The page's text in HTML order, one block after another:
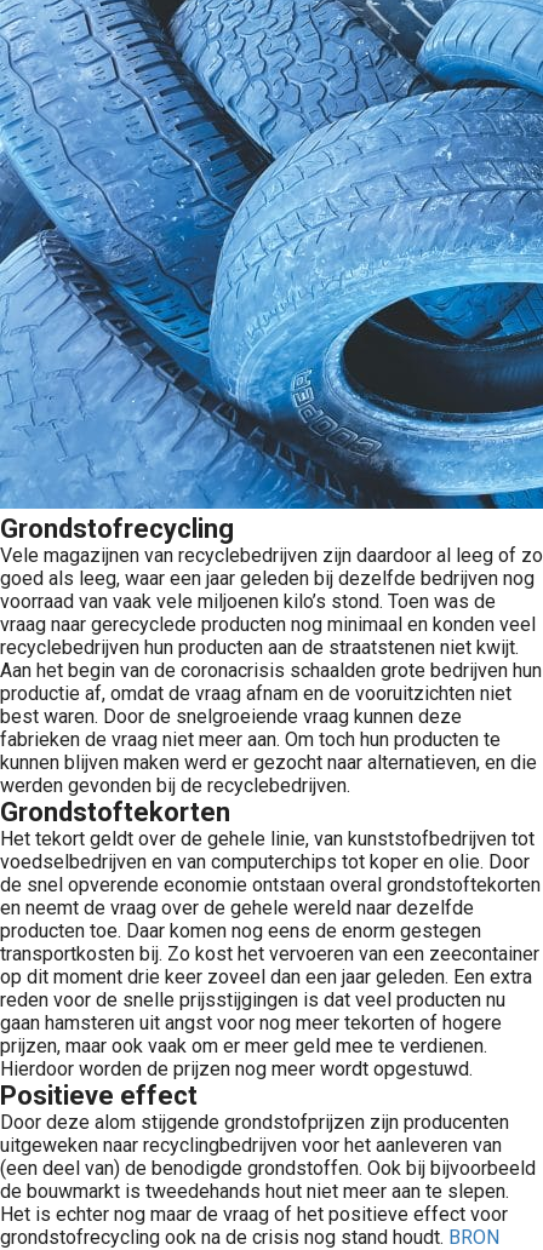
Grondstofrecycling
Vele magazijnen van recyclebedrijven zijn daardoor al leeg of zo
goed als leeg, waar een jaar geleden bij dezelfde bedrijven nog
voorraad van vaak vele miljoenen kilo’s stond. Toen was de
vraag naar gerecyclede producten nog minimaal en konden veel
recyclebedrijven hun producten aan de straatstenen niet kwijt.
Aan het begin van de coronacrisis schaalden grote bedrijven hun
productie af, omdat de vraag afnam en de vooruitzichten niet
best waren. Door de snelgroeiende vraag kunnen deze
fabrieken de vraag niet meer aan. Om toch hun producten te
kunnen blijven maken werd er gezocht naar alternatieven, en die
werden gevonden bij de recyclebedrijven.
Grondstoftekorten
Het tekort geldt over de gehele linie, van kunststofbedrijven tot
voedselbedrijven en van computerchips tot koper en olie. Door
de snel opverende economie ontstaan overal grondstoftekorten
en neemt de vraag over de gehele wereld naar dezelfde
producten toe. Daar komen nog eens de enorm gestegen
transportkosten bij. Zo kost het vervoeren van een zeecontainer
op dit moment drie keer zoveel dan een jaar geleden. Een extra
reden voor de snelle prijsstijgingen is dat veel producten nu
gaan hamsteren uit angst voor nog meer tekorten of hogere
prijzen, maar ook vaak om er meer geld mee te verdienen.
Hierdoor worden de prijzen nog meer wordt opgestuwd.
Positieve effect
Door deze alom stijgende grondstofprijzen zijn producenten
uitgeweken naar recyclingbedrijven voor het aanleveren van
(een deel van) de benodigde grondstoffen. Ook bij bijvoorbeeld
de bouwmarkt is tweedehands hout niet meer aan te slepen.
Het is echter nog maar de vraag of het positieve effect voor
grondstofrecycling ook na de crisis nog stand houdt. BRON